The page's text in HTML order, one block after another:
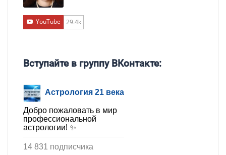
YouTube 29.4k
Вступайте в группу ВКонтакте:
Астрология 21 века
Добро пожаловать в мир
профессиональной
астрологии! ✨
14 831 подписчика